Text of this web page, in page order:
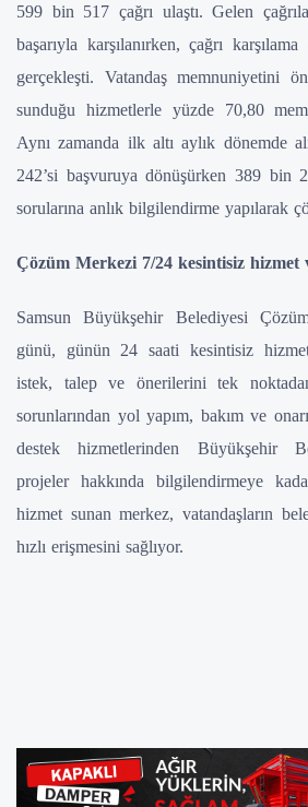
599 bin 517 çağrı ulaştı. Gelen
başarıyla karşılanırken, çağrı
gerçekleşti. Vatandaş memnuniyetini
sunduğu hizmetlerle yüzde 70,80
Aynı zamanda ilk altı aylık dönemde
242’si başvuruya dönüşürken 389 bin
sorularına anlık bilgilendirme yapılarak
Çözüm Merkezi 7/24 kesintisiz hizmet
Samsun Büyükşehir Belediyesi
günü, günün 24 saati kesintisiz hizmet
istek, talep ve önerilerini tek
sorunlarından yol yapım, bakım ve
destek hizmetlerinden Büyükşehir
projeler hakkında bilgilendirmeye
hizmet sunan merkez, vatandaşların
hızlı erişmesini sağlıyor.